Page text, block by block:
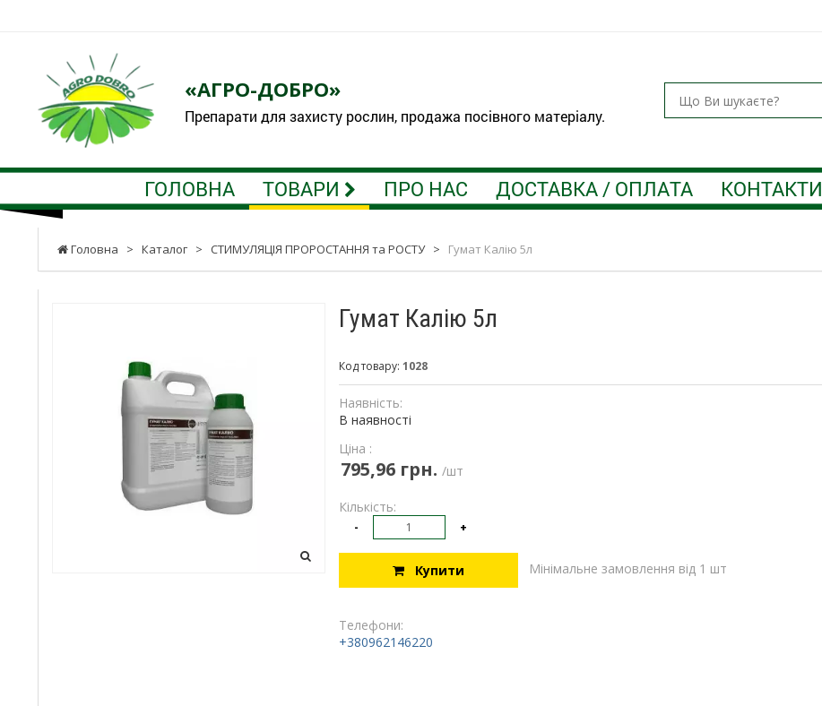
«АГРО-ДОБРО»
Препарати для захисту рослин, продажа посівного матеріалу.
ГОЛОВНА ТОВАРИ ПРО НАС ДОСТАВКА / ОПЛАТА КОНТАКТИ
Головна > Каталог > СТИМУЛЯЦІЯ ПРОРОСТАННЯ та РОСТУ > Гумат Калію 5л
Гумат Калію 5л
Код товару: 1028
Наявність:
В наявності
Ціна :
795,96 грн. /шт
Кількість:
- +
Купити Мінімальне замовлення від 1 шт
Телефони:
+380962146220